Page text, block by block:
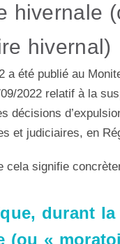
hivernale
hivernal)
a été publié au
2022 relatif à la
décisions
et judiciaires, en
cela signifie
durant la
(ou «